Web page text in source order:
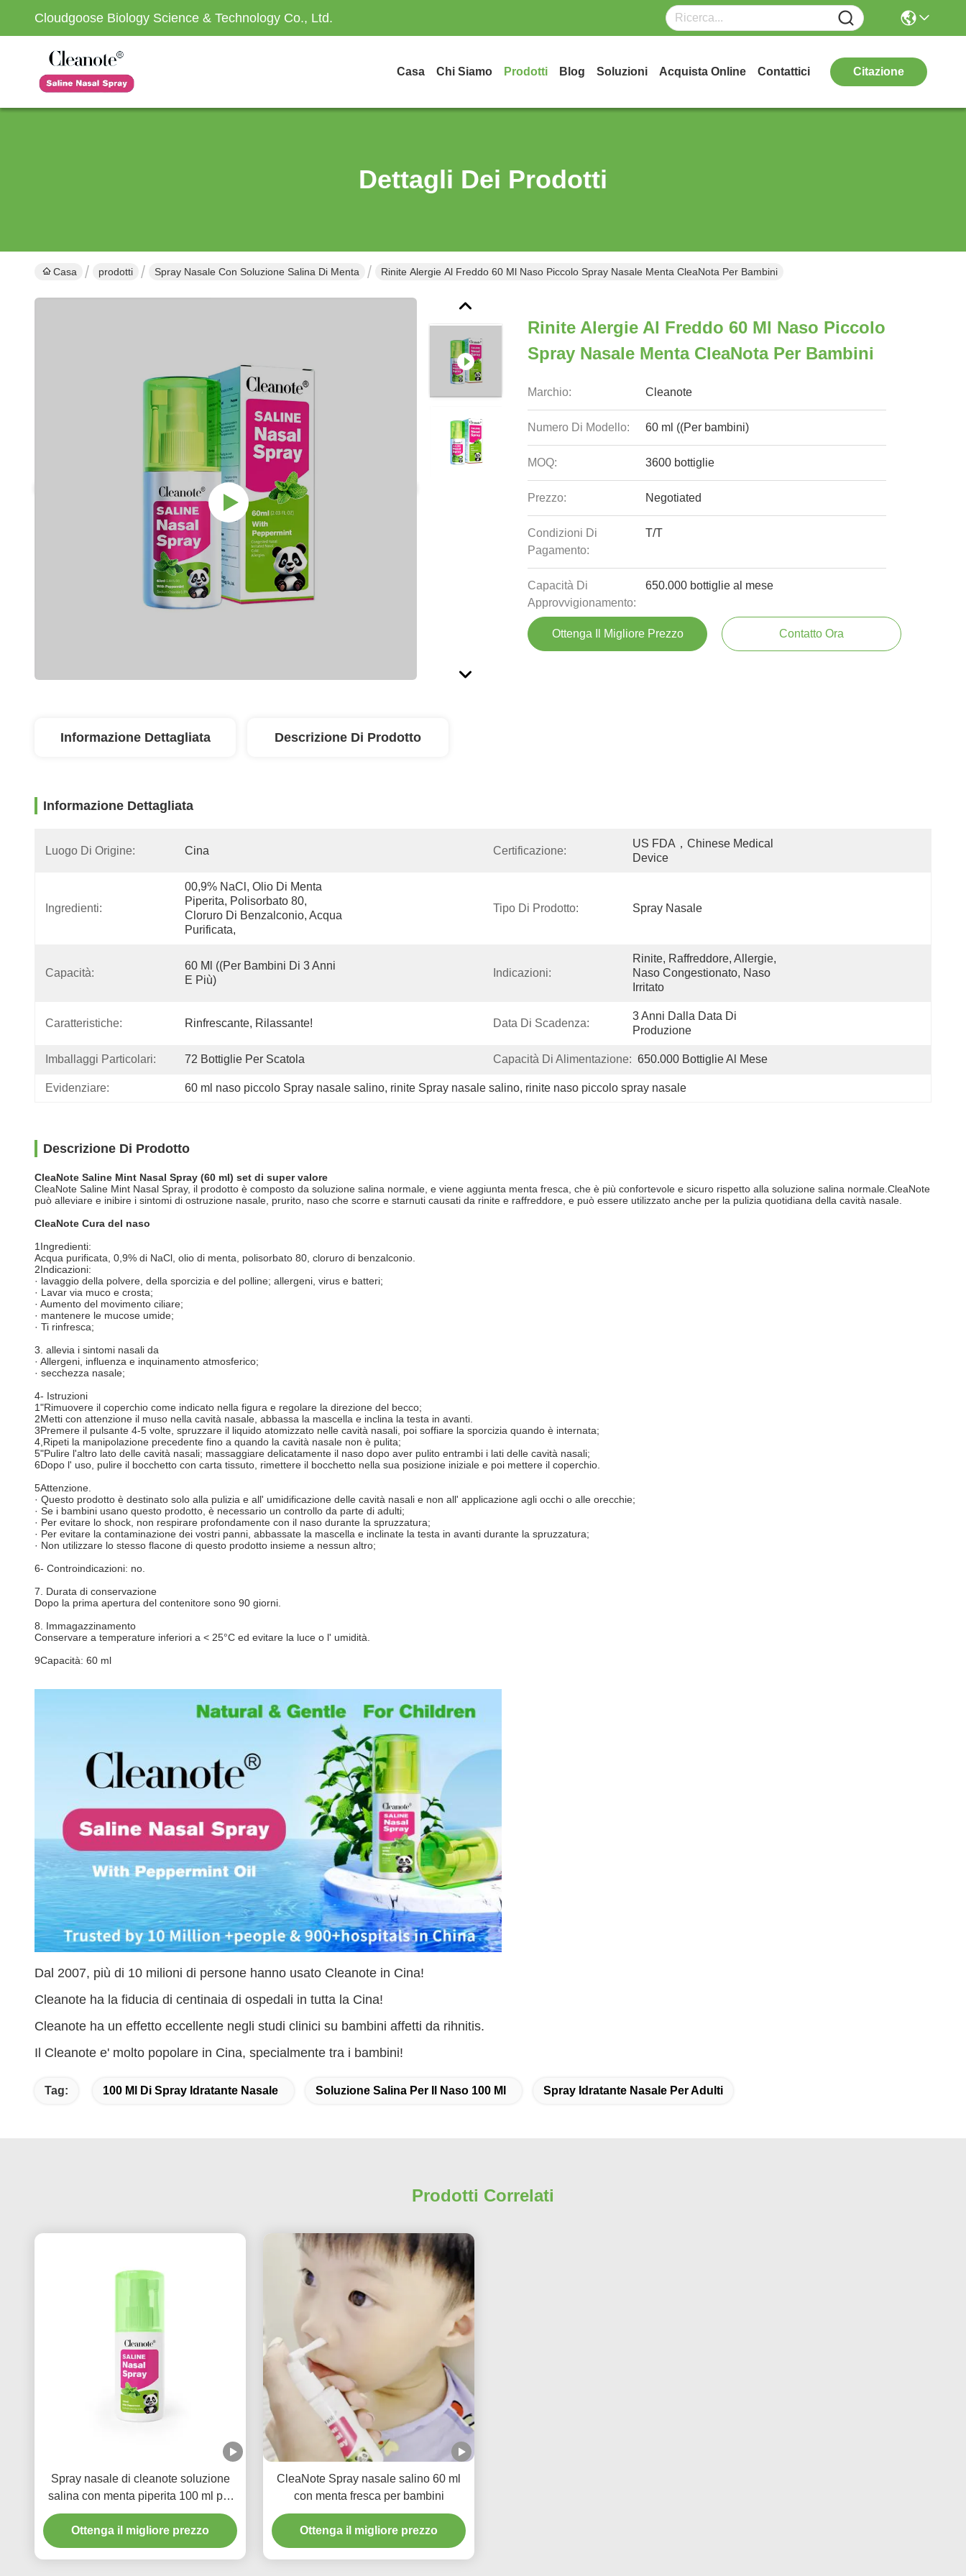
Cloudgoose Biology Science & Technology Co., Ltd.
Casa Chi Siamo Prodotti Blog Soluzioni Acquista Online Contattici Citazione
Dettagli Dei Prodotti
Casa prodotti Spray Nasale Con Soluzione Salina Di Menta Rinite Alergie Al Freddo 60 Ml Naso Piccolo Spray Nasale Menta CleaNota Per Bambini
Rinite Alergie Al Freddo 60 Ml Naso Piccolo
Spray Nasale Menta CleaNota Per Bambini
Marchio: Cleanote
Numero Di Modello: 60 ml ((Per bambini)
MOQ: 3600 bottiglie
Prezzo: Negotiated
Condizioni Di
Pagamento:
T/T
Capacità Di
Approvvigionamento:
650.000 bottiglie al mese
Ottenga Il Migliore Prezzo Contatto Ora
Informazione Dettagliata Descrizione Di Prodotto
Informazione Dettagliata
Luogo Di Origine: Cina Certificazione:
US FDA，Chinese Medical
Device
Ingredienti:
00,9% NaCl, Olio Di Menta
Piperita, Polisorbato 80,
Cloruro Di Benzalconio, Acqua
Purificata,
Tipo Di Prodotto: Spray Nasale
Capacità:
60 Ml ((Per Bambini Di 3 Anni
E Più)
Indicazioni:
Rinite, Raffreddore, Allergie,
Naso Congestionato, Naso
Irritato
Caratteristiche: Rinfrescante, Rilassante! Data Di Scadenza:
3 Anni Dalla Data Di
Produzione
Imballaggi Particolari: 72 Bottiglie Per Scatola Capacità Di Alimentazione: 650.000 Bottiglie Al Mese
Evidenziare: 60 ml naso piccolo Spray nasale salino, rinite Spray nasale salino, rinite naso piccolo spray nasale
Descrizione Di Prodotto
CleaNote Saline Mint Nasal Spray (60 ml) set di super valore
CleaNote Saline Mint Nasal Spray, il prodotto è composto da soluzione salina normale, e viene aggiunta menta fresca, che è più confortevole e sicuro rispetto alla soluzione salina normale.CleaNote
può alleviare e inibire i sintomi di ostruzione nasale, prurito, naso che scorre e starnuti causati da rinite e raffreddore, e può essere utilizzato anche per la pulizia quotidiana della cavità nasale.
CleaNote Cura del naso
1Ingredienti:
Acqua purificata, 0,9% di NaCl, olio di menta, polisorbato 80, cloruro di benzalconio.
2Indicazioni:
· lavaggio della polvere, della sporcizia e del polline; allergeni, virus e batteri;
· Lavar via muco e crosta;
· Aumento del movimento ciliare;
· mantenere le mucose umide;
· Ti rinfresca;
3. allevia i sintomi nasali da
· Allergeni, influenza e inquinamento atmosferico;
· secchezza nasale;
4- Istruzioni
1"Rimuovere il coperchio come indicato nella figura e regolare la direzione del becco;
2Metti con attenzione il muso nella cavità nasale, abbassa la mascella e inclina la testa in avanti.
3Premere il pulsante 4-5 volte, spruzzare il liquido atomizzato nelle cavità nasali, poi soffiare la sporcizia quando è internata;
4,Ripeti la manipolazione precedente fino a quando la cavità nasale non è pulita;
5"Pulire l'altro lato delle cavità nasali; massaggiare delicatamente il naso dopo aver pulito entrambi i lati delle cavità nasali;
6Dopo l' uso, pulire il bocchetto con carta tissuto, rimettere il bocchetto nella sua posizione iniziale e poi mettere il coperchio.
5Attenzione.
· Questo prodotto è destinato solo alla pulizia e all' umidificazione delle cavità nasali e non all' applicazione agli occhi o alle orecchie;
· Se i bambini usano questo prodotto, è necessario un controllo da parte di adulti;
· Per evitare lo shock, non respirare profondamente con il naso durante la spruzzatura;
· Per evitare la contaminazione dei vostri panni, abbassate la mascella e inclinate la testa in avanti durante la spruzzatura;
· Non utilizzare lo stesso flacone di questo prodotto insieme a nessun altro;
6- Controindicazioni: no.
7. Durata di conservazione
Dopo la prima apertura del contenitore sono 90 giorni.
8. Immagazzinamento
Conservare a temperature inferiori a < 25°C ed evitare la luce o l' umidità.
9Capacità: 60 ml
Dal 2007, più di 10 milioni di persone hanno usato Cleanote in Cina!
Cleanote ha la fiducia di centinaia di ospedali in tutta la Cina!
Cleanote ha un effetto eccellente negli studi clinici su bambini affetti da rihnitis.
Il Cleanote e' molto popolare in Cina, specialmente tra i bambini!
Tag: 100 Ml Di Spray Idratante Nasale Soluzione Salina Per Il Naso 100 Ml Spray Idratante Nasale Per Adulti
Prodotti Correlati
Spray nasale di cleanote soluzione
salina con menta piperita 100 ml per
adulti Spray idratante per il naso
rinfrescante dolce
Ottenga il migliore prezzo
CleaNote Spray nasale salino 60 ml
con menta fresca per bambini
Ottenga il migliore prezzo